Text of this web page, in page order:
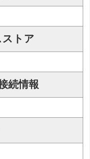
トア
続情報